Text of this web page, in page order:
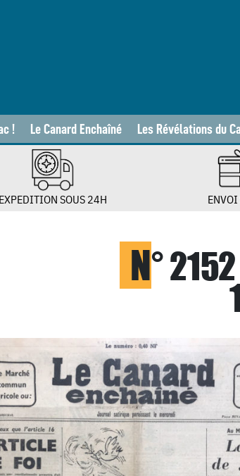
! Le Canard Enchaîné Les Révélations du
EXPEDITION SOUS 24H
N°